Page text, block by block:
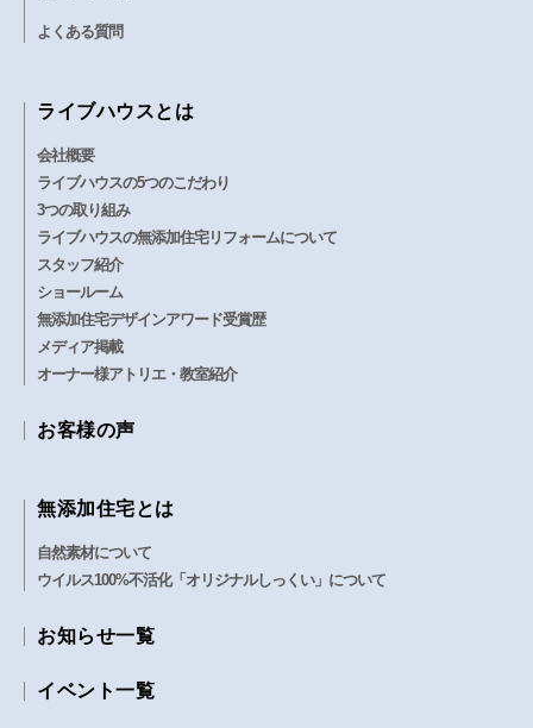
よくある質問
ライブハウスとは
会社概要
ライブハウスの5つのこだわり
3つの取り組み
ライブハウスの無添加住宅リフォームについて
スタッフ紹介
ショールーム
無添加住宅デザインアワード受賞歴
メディア掲載
オーナー様アトリエ・教室紹介
お客様の声
無添加住宅とは
自然素材について
ウイルス100%不活化「オリジナルしっくい」について
お知らせ一覧
イベント一覧